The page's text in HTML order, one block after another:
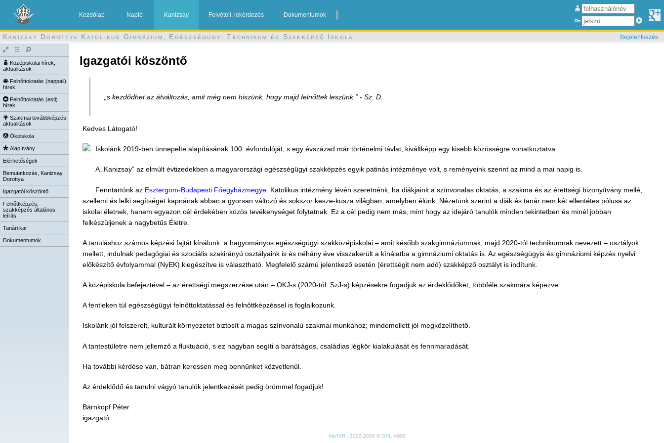
Kezdőlap Napló Kanizsay Felvételi, lekérdezés Dokumentumok
Kanizsay Dorottya Katolikus Gimnázium, Egészségügyi Technikum és Szakképző Iskola Bejelentkezés
Középiskolai hírek,
aktualitások
Felnőttoktatás (nappali)
hírek
Felnőttoktatás (esti)
hírek
Szakmai továbbképzés
aktualitások
Ökoiskola
Alapítvány
Elérhetőségek
Bemutatkozás, Kanizsay
Dorottya
Igazgatói köszöntő
Felnőttképzés,
szakképzés általános
leírás
Tanári kar
Dokumentumok
Igazgatói köszöntő
„s kezdődhet az átváltozás, amit még nem hiszünk, hogy majd felnőttek leszünk.” - Sz. D.
Kedves Látogató!
Iskolánk 2019-ben ünnepelte alapításának 100. évfordulóját, s egy évszázad már történelmi távlat, kiváltképp egy kisebb közösségre vonatkoztatva.
A „Kanizsay” az elmúlt évtizedekben a magyarországi egészségügyi szakképzés egyik patinás intézménye volt, s reményeink szerint az mind a mai napig is.
Fenntartónk az Esztergom-Budapesti Főegyházmegye . Katolikus intézmény lévén szeretnénk, ha diákjaink a színvonalas oktatás, a szakma és az érettségi bizonyítvány mellé,
szellemi és lelki segítséget kapnának abban a gyorsan változó és sokszor kesze-kusza világban, amelyben élünk. Nézetünk szerint a diák és tanár nem két ellentétes pólusa az
iskolai életnek, hanem egyazon cél érdekében közös tevékenységet folytatnak. Ez a cél pedig nem más, mint hogy az idejáró tanulók minden tekintetben és minél jobban
felkészüljenek a nagybetűs Életre.
A tanuláshoz számos képzési fajtát kínálunk: a hagyományos egészségügyi szakközépiskolai – amit később szakgimnáziumnak, majd 2020-tól technikumnak nevezett – osztályok
mellett, indulnak pedagógiai és szociális szakirányú osztályaink is és néhány éve visszakerült a kínálatba a gimnáziumi oktatás is. Az egészségügyis és gimnáziumi képzés nyelvi
előkészítő évfolyammal (NyEK) kiegészítve is választható. Megfelelő számú jelentkező esetén (érettségit nem adó) szakképző osztályt is indítunk.
A középiskola befejeztével – az érettségi megszerzése után – OKJ-s (2020-tól: SzJ-s) képzésekre fogadjuk az érdeklődőket, többféle szakmára képezve.
A fentieken túl egészségügyi felnőttoktatással és felnőttképzéssel is foglalkozunk.
Iskolánk jól felszerelt, kulturált környezetet biztosít a magas színvonalú szakmai munkához; mindemellett jól megközelíthető.
A tantestületre nem jellemző a fluktuáció, s ez nagyban segíti a barátságos, családias légkör kialakulását és fennmaradását.
Ha további kérdése van, bátran keressen meg bennünket közvetlenül.
Az érdeklődő és tanulni vágyó tanulók jelentkezését pedig örömmel fogadjuk!
Bärnkopf Péter
igazgató
MaYoR- 2002-2026 © GPL 4863